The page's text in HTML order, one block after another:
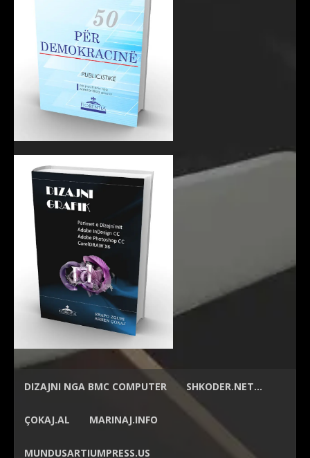
DIZAJNI NGA BMC COMPUTER SHKODER.NET…
ÇOKAJ.AL MARINAJ.INFO
MUNDUSARTIUMPRESS.US